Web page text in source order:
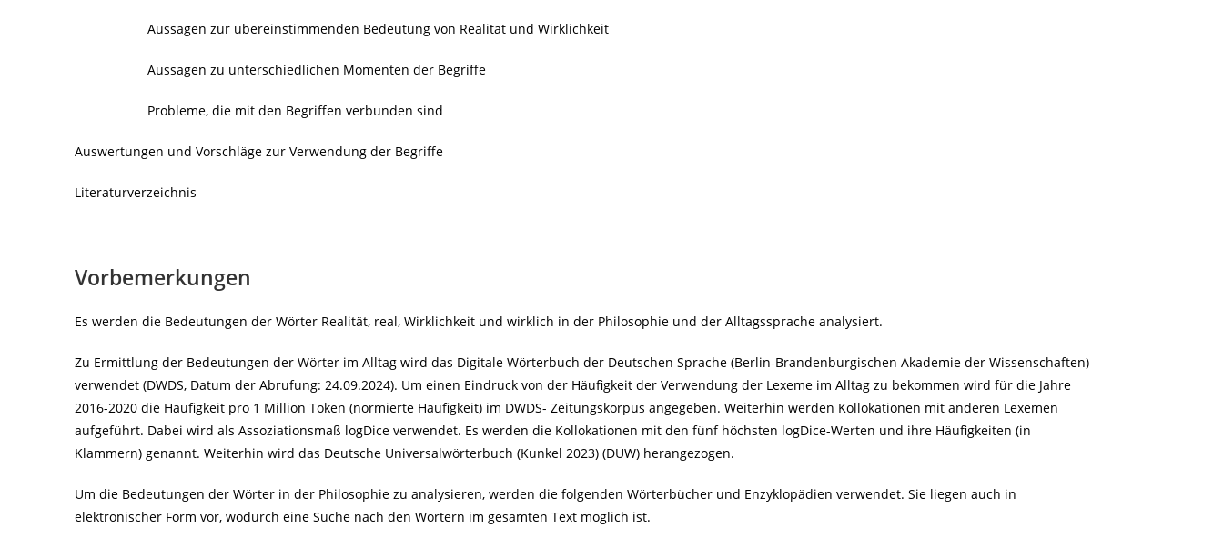
Aussagen zur übereinstimmenden Bedeutung von Realität und Wirklichkeit
Aussagen zu unterschiedlichen Momenten der Begriffe
Probleme, die mit den Begriffen verbunden sind
Auswertungen und Vorschläge zur Verwendung der Begriffe
Literaturverzeichnis
Vorbemerkungen
Es werden die Bedeutungen der Wörter Realität, real, Wirklichkeit und wirklich in der Philosophie und der Alltagssprache analysiert.
Zu Ermittlung der Bedeutungen der Wörter im Alltag wird das Digitale Wörterbuch der Deutschen Sprache (Berlin-Brandenburgischen Akademie der Wissenschaften)
verwendet (DWDS, Datum der Abrufung: 24.09.2024). Um einen Eindruck von der Häufigkeit der Verwendung der Lexeme im Alltag zu bekommen wird für die Jahre
2016-2020 die Häufigkeit pro 1 Million Token (normierte Häufigkeit) im DWDS- Zeitungskorpus angegeben. Weiterhin werden Kollokationen mit anderen Lexemen
aufgeführt. Dabei wird als Assoziationsmaß logDice verwendet. Es werden die Kollokationen mit den fünf höchsten logDice-Werten und ihre Häufigkeiten (in
Klammern) genannt. Weiterhin wird das Deutsche Universalwörterbuch (Kunkel 2023) (DUW) herangezogen.
Um die Bedeutungen der Wörter in der Philosophie zu analysieren, werden die folgenden Wörterbücher und Enzyklopädien verwendet. Sie liegen auch in
elektronischer Form vor, wodurch eine Suche nach den Wörtern im gesamten Text möglich ist.